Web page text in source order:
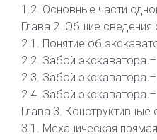
1.2. Основные части
Глава 2. Общие
2.1. Понятие об
2.2. Забой экскаватора
2.3. Забой экскаватора
2.4. Забой экскаватора
Глава 3.
3.1. Механическая